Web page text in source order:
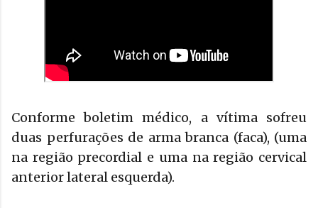
Conforme boletim médico, a vítima sofreu
duas perfurações de arma branca (faca), (uma
na região precordial e uma na região cervical
anterior lateral esquerda).